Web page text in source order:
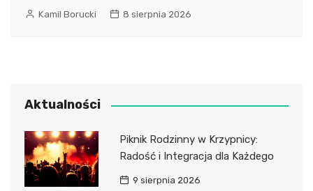
Kamil Borucki 8 sierpnia 2026
Aktualności
Piknik Rodzinny w Krzypnicy:
Radość i Integracja dla Każdego
9 sierpnia 2026